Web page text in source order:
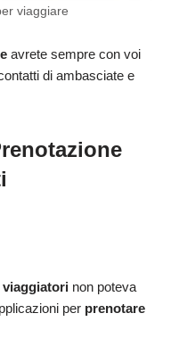
viaggiare
avrete sempre con voi
di ambasciate e
viaggiatori non poteva
per prenotare